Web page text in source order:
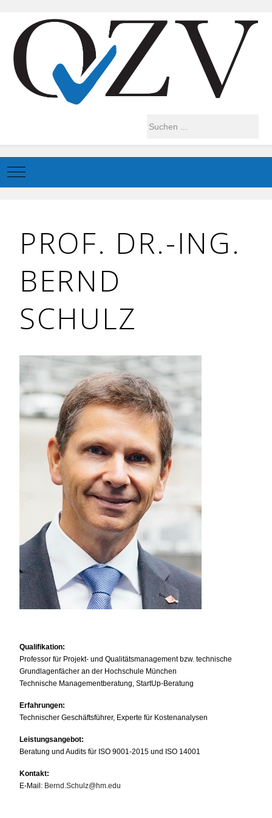
Mobile Menu Toggle
PROF. DR.-ING.
BERND
SCHULZ
Qualifikation:
Professor für Projekt- und Qualitätsmanagement bzw. technische
Grundlagenfächer an der Hochschule München
Technische Managementberatung, StartUp-Beratung
Erfahrungen:
Technischer Geschäftsführer, Experte für Kostenanalysen
Leistungsangebot:
Beratung und Audits für ISO 9001-2015 und ISO 14001
Kontakt:
E-Mail: Bernd.Schulz@hm.edu